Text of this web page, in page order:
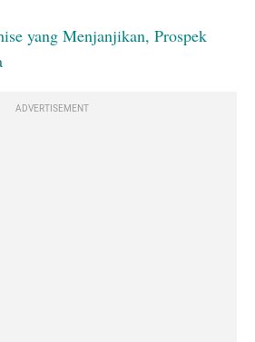
yang Menjanjikan, Prospek
ADVERTISEMENT